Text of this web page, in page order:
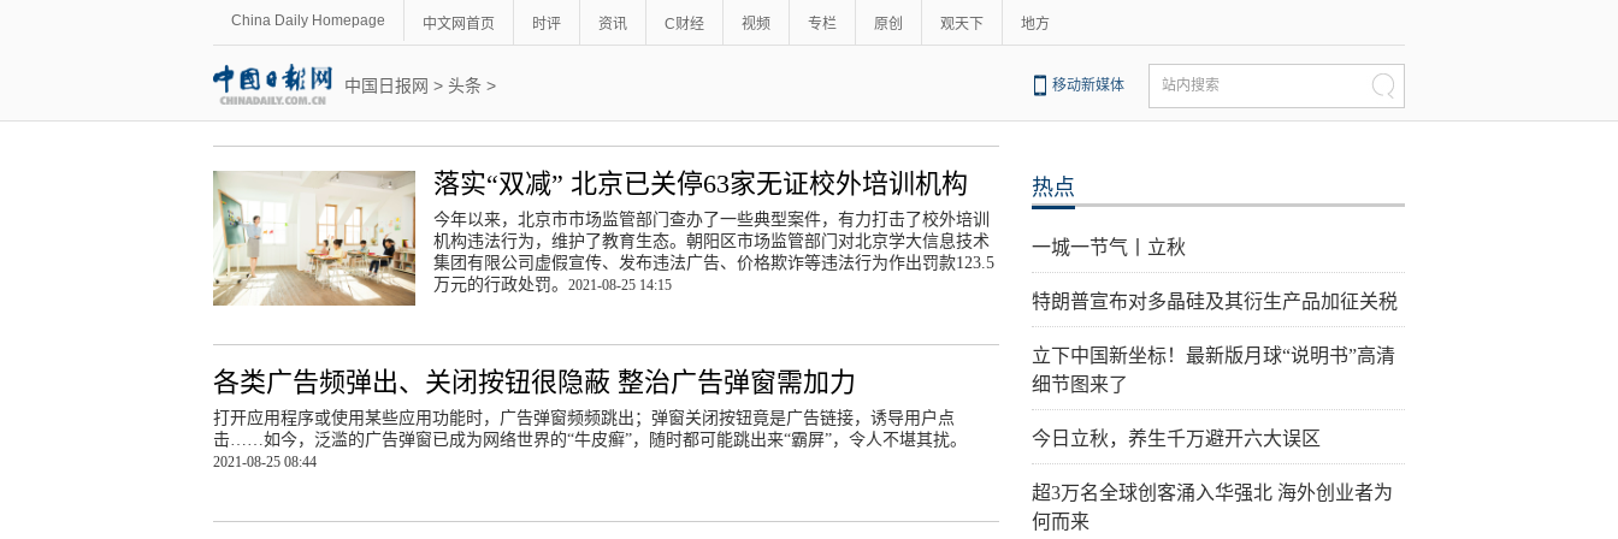
China Daily Homepage 中文网首页 时评 资讯 C财经 视频 专栏 原创 观天下 地方
中国日报网 > 头条> 移动新媒体 站内搜索
落实“双减” 北京已关停63家无证校外培训机构
今年以来，北京市市场监管部门查办了一些典型案件，有力打击了校外培训
机构违法行为，维护了教育生态。朝阳区市场监管部门对北京学大信息技术
集团有限公司虚假宣传、发布违法广告、价格欺诈等违法行为作出罚款123.5
万元的行政处罚。 2021-08-25 14:15
各类广告频弹出、关闭按钮很隐蔽 整治广告弹窗需加力
打开应用程序或使用某些应用功能时，广告弹窗频频跳出；弹窗关闭按钮竟是广告链接，诱导用户点
击……如今，泛滥的广告弹窗已成为网络世界的“牛皮癣”，随时都可能跳出来“霸屏”，令人不堪其扰。
2021-08-25 08:44
热点
一城一节气丨立秋
特朗普宣布对多晶硅及其衍生产品加征关税
立下中国新坐标！最新版月球“说明书”高清
细节图来了
今日立秋，养生千万避开六大误区
超3万名全球创客涌入华强北 海外创业者为
何而来